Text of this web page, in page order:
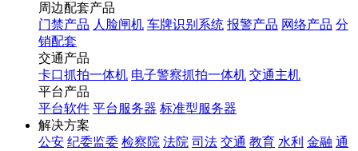
周边配套产品
门禁产品 人脸闸机 车牌识别系统 报警产品 网络产品 分
销配套
交通产品
卡口抓拍一体机 电子警察抓拍一体机 交通主机
平台产品
平台软件 平台服务器 标准型服务器
解决方案
公安 纪委监委 检察院 法院 司法 交通 教育 水利 金融 通